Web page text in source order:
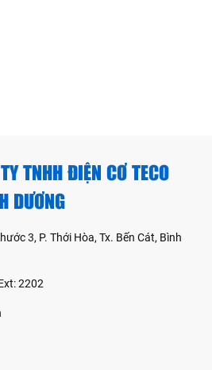
TNHH ĐIỆN CƠ TECO
DƯƠNG
3, P. Thới Hòa, Tx. Bến Cát, Bình
2202